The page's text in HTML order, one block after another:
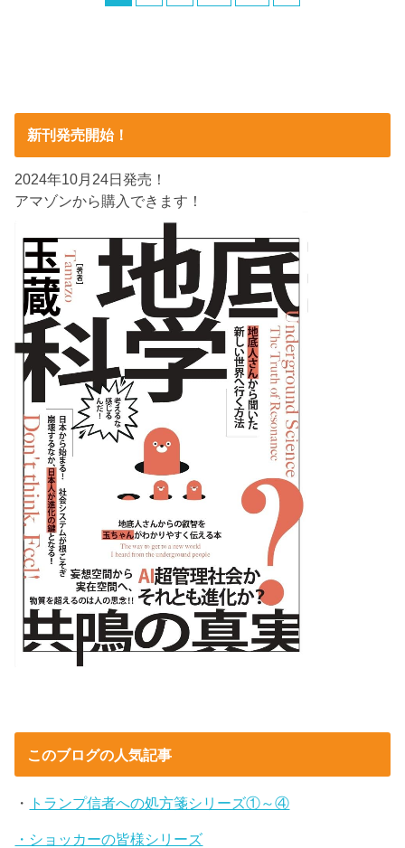
新刊発売開始！
2024年10月24日発売！
アマゾンから購入できます！
このブログの人気記事
・ トランプ信者への処方箋シリーズ①～④
・ショッカーの皆様シリーズ